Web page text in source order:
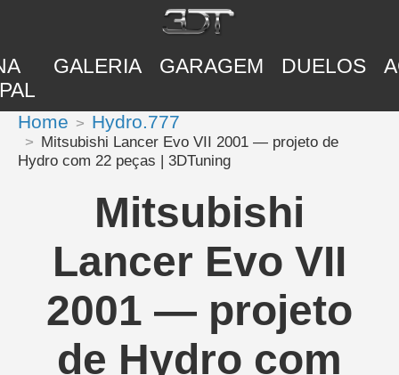
GALERIA GARAGEM DUELOS
Home Hydro.777
Mitsubishi Lancer Evo VII 2001 — projeto de
Hydro com 22 peças | 3DTuning
Mitsubishi
Lancer Evo VII
2001 — projeto
de Hydro com